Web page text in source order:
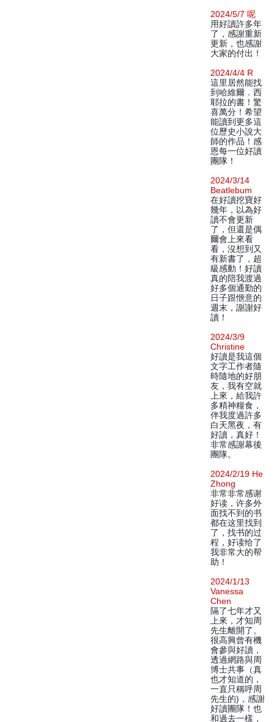
2024/5/7 呢
用好讀許多年
了，感謝重新
更新，也感謝
大家的付出！
2024/4/4 R
這里居然能找
到哈維爾．西
耶拉的書！驚
喜萬分！希望
能讀到更多這
位歷史小說大
師的作品！感
恩每一位好讀
團隊！
2024/3/14
Beatlebum
在好讀挖寶好
幾年，以為好
讀不會更新
了，但還是偶
爾會上來看
看，沒想到又
有新書了，超
級感動！好讀
真的陪我渡過
好多個通勤的
日子跟愜意的
週末，謝謝好
讀！
2024/3/9
Christine
好讀是我這個
文字工作者隨
時隨地的好朋
友，我有空就
上來，給我許
多精神糧食，
伴我度過許多
白天黑夜，有
好讀，真好！
非常感謝幕後
團隊。
2024/2/19 He
Zhong
非常非常感谢
好读，许多外
面找不到的书
都在这里找到
了，找书的过
程，好读给了
我非常大的帮
助！
2024/1/13
Vanessa
Chen
隔了七年才又
上來，才知周
先生離開了。
很高興曾有機
會參與好讀，
透過網路與周
博士共事（真
也才知道的，
一直只稱呼周
先生的)，感謝
好讀團隊！也
和過去一樣，